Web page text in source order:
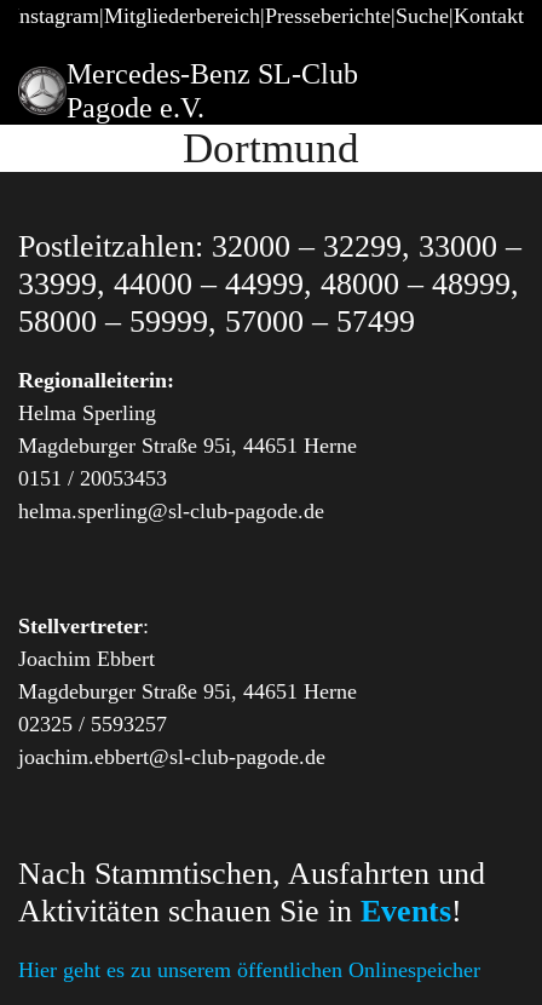
Mitgliederbereich Presseberichte Suche Kontakt
Mercedes-Benz SL-Club
Pagode e.V.
Dortmund
Postleitzahlen: 32000 – 32299, 33000 –
33999, 44000 – 44999, 48000 – 48999,
58000 – 59999, 57000 – 57499
Regionalleiterin:
Helma Sperling
Magdeburger Straße 95i, 44651 Herne
0151 / 20053453
helma.sperling@sl-club-pagode.de
Stellvertreter:
Joachim Ebbert
Magdeburger Straße 95i, 44651 Herne
02325 / 5593257
joachim.ebbert@sl-club-pagode.de
Nach Stammtischen, Ausfahrten und
Aktivitäten schauen Sie in Events!
Hier geht es zu unserem öffentlichen Onlinespeicher